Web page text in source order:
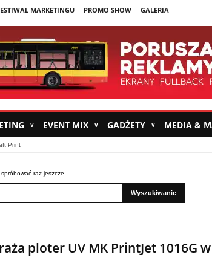
MARKETINGU PROMO SHOW GALERIA
∨ EVENT MIX ∨ GADŻETY ∨ MEDIA &
Print
raz jeszcze
Wyszukiwanie
ploter UV MK PrintJet 1016G w